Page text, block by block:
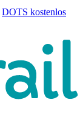
DOTS kostenlos